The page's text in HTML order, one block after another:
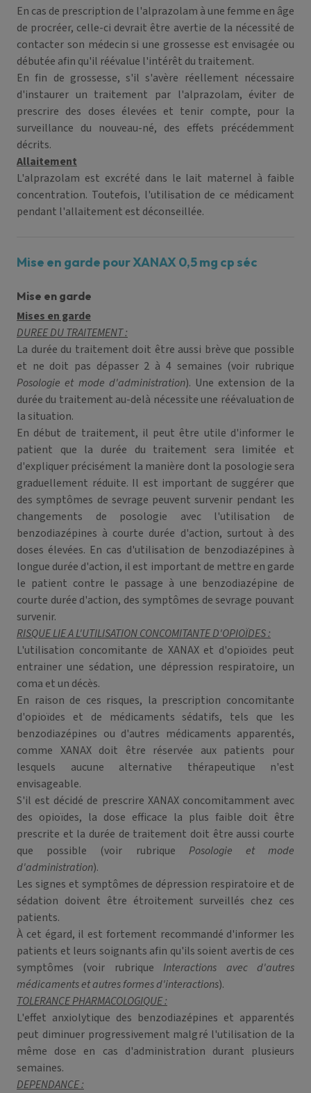
En cas de prescription de l'alprazolam à une femme en âge
de procréer, celle-ci devrait être avertie de la nécessité de
contacter son médecin si une grossesse est envisagée ou
débutée afin qu'il réévalue l'intérêt du traitement.
En fin de grossesse, s'il s'avère réellement nécessaire
d'instaurer un traitement par l'alprazolam, éviter de
prescrire des doses élevées et tenir compte, pour la
surveillance du nouveau-né, des effets précédemment
décrits.
Allaitement
L'alprazolam est excrété dans le lait maternel à faible
concentration. Toutefois, l'utilisation de ce médicament
pendant l'allaitement est déconseillée.
Mise en garde pour XANAX 0,5 mg cp séc
Mise en garde
Mises en garde
DUREE DU TRAITEMENT :
La durée du traitement doit être aussi brève que possible
et ne doit pas dépasser 2 à 4 semaines (voir rubrique
Posologie et mode d'administration). Une extension de la
durée du traitement au-delà nécessite une réévaluation de
la situation.
En début de traitement, il peut être utile d'informer le
patient que la durée du traitement sera limitée et
d'expliquer précisément la manière dont la posologie sera
graduellement réduite. Il est important de suggérer que
des symptômes de sevrage peuvent survenir pendant les
changements de posologie
avec l'utilisation de
benzodiazépines à courte durée d'action, surtout à des
doses élevées. En cas d'utilisation de benzodiazépines à
longue durée d'action, il est important de mettre en garde
le patient contre le passage à une benzodiazépine de
courte durée d'action, des symptômes de sevrage pouvant
survenir.
RISQUE LIE A L'UTILISATION CONCOMITANTE D'OPIOÏDES :
L'utilisation concomitante de XANAX et d'opioïdes peut
entrainer une sédation, une dépression respiratoire, un
coma et un décès.
En raison de ces risques, la prescription concomitante
d'opioïdes et de médicaments sédatifs, tels que les
benzodiazépines ou d'autres médicaments apparentés,
comme XANAX doit être réservée aux patients pour
lesquels aucune alternative thérapeutique n'est
envisageable.
S'il est décidé de prescrire XANAX concomitamment avec
des opioïdes, la dose efficace la plus faible doit être
prescrite et la durée de traitement doit être aussi courte
que possible (voir rubrique Posologie et mode
d'administration).
Les signes et symptômes de dépression respiratoire et de
sédation doivent être étroitement surveillés chez ces
patients.
À cet égard, il est fortement recommandé d'informer les
patients et leurs soignants afin qu'ils soient avertis de ces
symptômes (voir rubriqueInteractions avec d'autres
médicaments et autres formes d'interactions).
TOLERANCE PHARMACOLOGIQUE :
L'effet anxiolytique des benzodiazépines et apparentés
peut diminuer progressivement malgré l'utilisation de la
même dose en cas d'administration durant plusieurs
semaines.
DEPENDANCE :